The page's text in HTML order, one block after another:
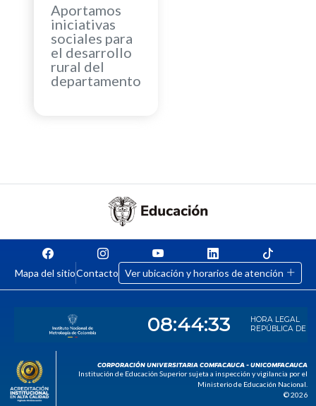
Aportamos
iniciativas
sociales para
el desarrollo
rural del
departamento
Mapa del sitioContacto Ver ubicación y horarios de atención
CORPORACIÓN UNIVERSITARIA COMFACAUCA - UNICOMFACAUCA
Institución de Educación Superior sujeta a inspección y vigilancia por el
Ministerio de Educación Nacional.
© 2026